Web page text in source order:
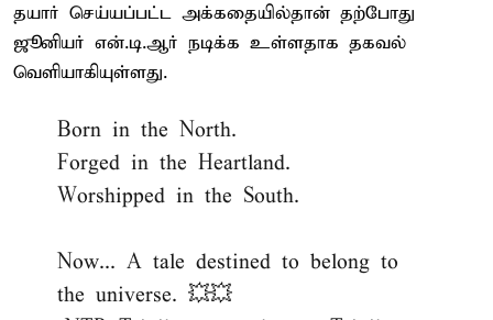
தயார் செய்யப்பட்ட அக்கதையில்தான் தற்போது
ஜூனியர் என்.டி.ஆர் நடிக்க உள்ளதாக தகவல்
வெளியாகியுள்ளது.
Born in the North.
Forged in the Heartland.
Worshipped in the South.
Now... A tale destined to belong to
the universe. 💥💥